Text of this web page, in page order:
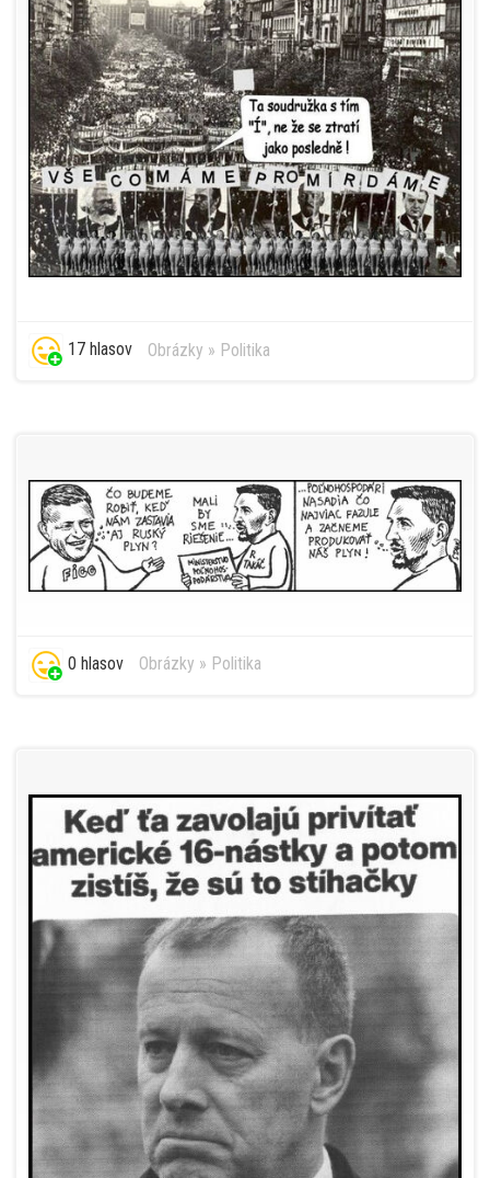
17 hlasov Obrázky » Politika
0 hlasov Obrázky » Politika